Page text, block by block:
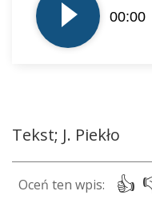
dźwiękowych
00:00
Tekst; J. Piekło